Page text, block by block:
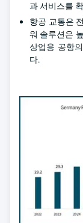
과 서비스를
항공 교통은
워 솔루션은
상업용 공항
다.